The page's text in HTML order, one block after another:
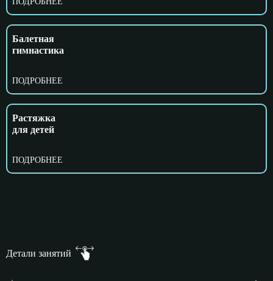
Балетная
гимнастика
ПОДРОБНЕЕ
Растяжка
для детей
ПОДРОБНЕЕ
Детали занятий